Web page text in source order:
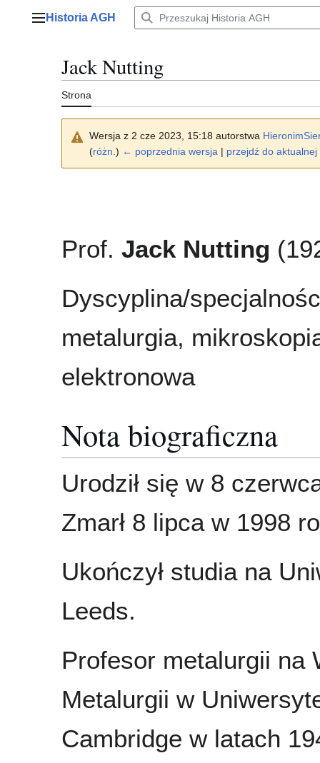
Menu główne
Historia AGH
Jack Nutting
Strona
Wersja z 2 cze 2023, 15:18 autorstwa
(różn. ) ← poprzednia wersja | przejdź do aktualnej
Prof. Jack Nutting
Dyscyplina/
metalurgia,
elektronowa
Nota biograficzna
Urodził się w 8
Zmarł 8 lipca w 1998
Ukończył studia na
Leeds.
Profesor metalurgii na
Metalurgii w
Cambridge w latach